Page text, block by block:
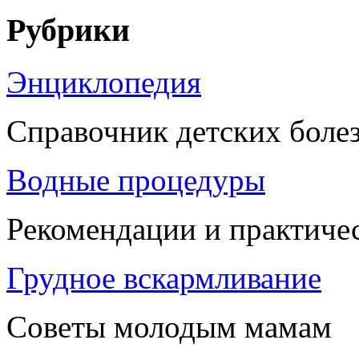
Рубрики
Энциклопедия
Справочник детских
Водные процедуры
Рекомендации и
Грудное вскармливание
Советы молодым мамам